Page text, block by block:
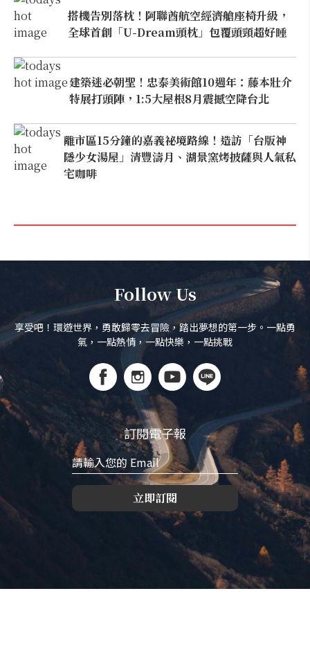
搭機告別落枕！阿聯酋航空經濟艙座椅升級，
全球首創「U-Dream頭枕」包覆頭頸超好睡
建築迷必朝聖！忠泰美術館10週年：藤本壯介
特展打頭陣，1:5大屋根8月震撼空降台北
離市區15分鐘的嘉義祕境路線！造訪「台版神
隱少女湯屋」清豐濤月、湖景窯烤披薩與人氣私
宅咖啡
Follow Us
享受吧！環遊世界，勇敢歸零去冒險，踏出夢想的第一步。一點勇
氣，一點熱情，一點快樂，一點挑戰
訂閱電子報
立即訂閱